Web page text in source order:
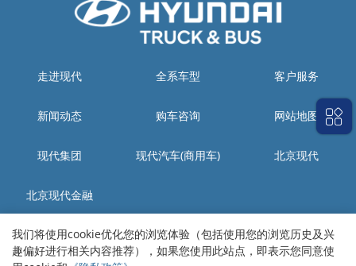
走进现代 全系车型 客户服务
新闻动态 购车咨询 网站地图
现代集团 现代汽车(商用车) 北京现代
北京现代金融
生产工厂：四川省资阳市雁江区城南工业集中发展区现代大道
销售本部：四川省成都市高新区天府二街金融大厦B座8楼
我们将使用cookie优化您的浏览体验（包括使用您的浏览历史及兴
趣偏好进行相关内容推荐），如果您使用此站点，即表示您同意使